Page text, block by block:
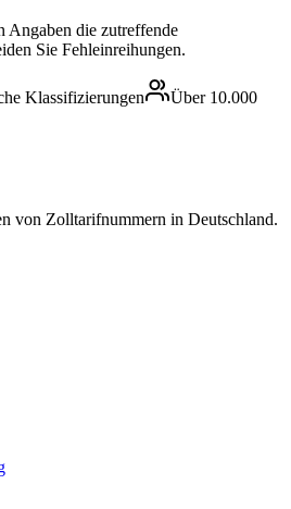
Angaben die zutreffende
Sie Fehleinreihungen.
Klassifizierungen Über 10.000
von Zolltarifnummern in Deutschland.